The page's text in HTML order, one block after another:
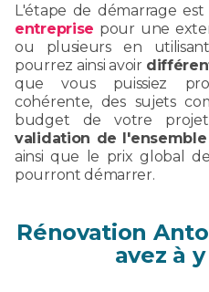
L'étape de démarrage
entreprise pour une
ou plusieurs en
pourrez ainsi avoir
que vous puissiez
cohérente, des sujets
budget de votre projet
validation de
ainsi que le prix global
pourront démarrer.
Rénovation
avez à